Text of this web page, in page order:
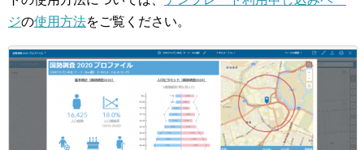
ジの使用方法をご覧ください。